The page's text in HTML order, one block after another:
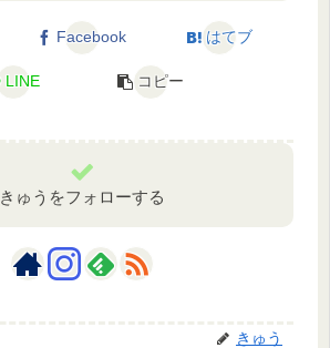
Facebook はてブ
LINE コピー
きゅうをフォローする
きゅう